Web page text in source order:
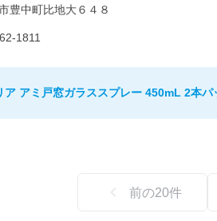
豊中町比地大６４８
1811
ア アミ戸窓ガラススプレー 450mL 2本パ
前の20件